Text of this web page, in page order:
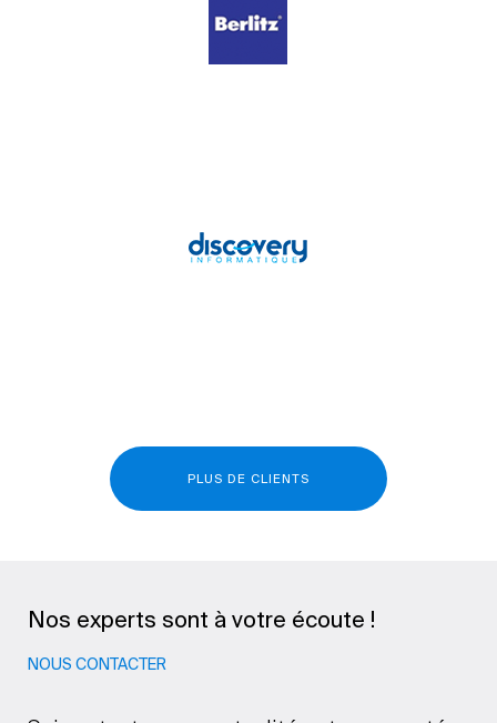
PLUS DE CLIENTS
Nos experts sont à votre écoute !
NOUS CONTACTER